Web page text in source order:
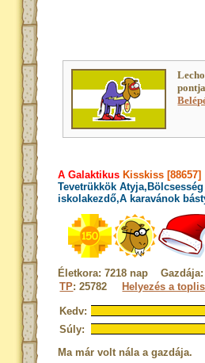
A Galaktikus Kisskiss [88657]
Tevetrükkök
iskolakezdő,A karavánok
Életkora: 7218 nap Gazdája:
TP: 25782 Helyezés a
Kedv:
Súly:
Ma már volt nála a gazdája.